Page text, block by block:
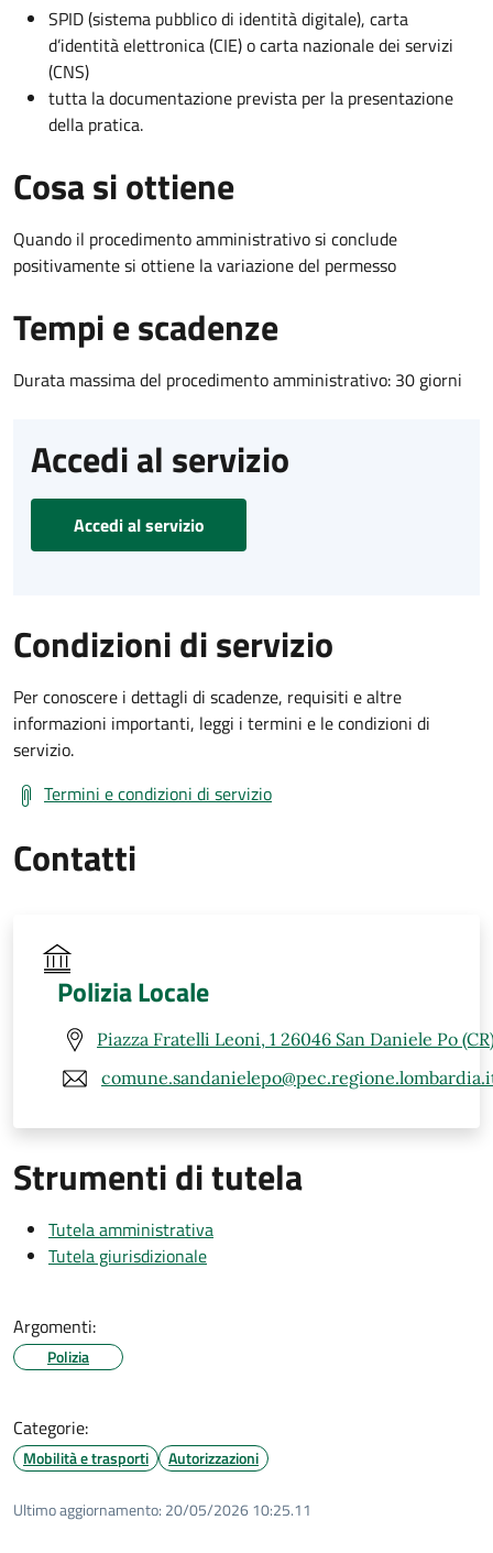
SPID (sistema pubblico di identità digitale), carta
d’identità elettronica (CIE) o carta nazionale dei servizi
(CNS)
tutta la documentazione prevista per la presentazione
della pratica.
Cosa si ottiene
Quando il procedimento amministrativo si conclude
positivamente si ottiene la variazione del permesso
Tempi e scadenze
Durata massima del procedimento amministrativo: 30 giorni
Accedi al servizio
Accedi al servizio
Condizioni di servizio
Per conoscere i dettagli di scadenze, requisiti e altre
informazioni importanti, leggi i termini e le condizioni di
servizio.
Termini e condizioni di servizio
Contatti
Polizia Locale
Piazza Fratelli Leoni, 1 26046 San Daniele Po
Strumenti di tutela
Tutela amministrativa
Tutela giurisdizionale
Argomenti:
Polizia
Categorie:
Mobilità e trasporti Autorizzazioni
Ultimo aggiornamento: 20/05/2026 10:25.11